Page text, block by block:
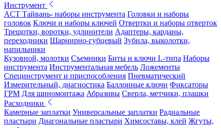
Инструмент
ACT Тайвань- наборы инструмента Головки и наборы
головок Ключи и наборы ключей Отвертки и наборы отверток
Трещотки, воротки, удлинители Адаптеры, карданы,
переходники Шарнирно-губцевый Зубила, выколотки,
напильники
Кузовной, молотки Съемники Биты и ключи L-типа Наборы
инструмента Инструментальная мебель Ложементы
Специнструмент и приспособления Пневматический
Измерительный, диагностика Баллонные ключи Фиксаторы
ГРМ Для шиномонтажа Абразивы Сверла, метчики, плашки
Расходники
Камерные заплатки Универсальные заплатки Радиальные
пластыри Диагональные пластыри Химсоставы, клей Жгуты,